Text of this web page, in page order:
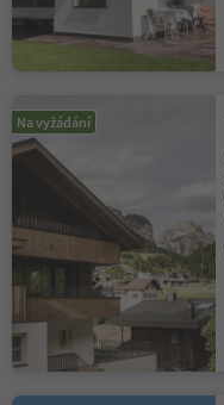
Na vyžádání